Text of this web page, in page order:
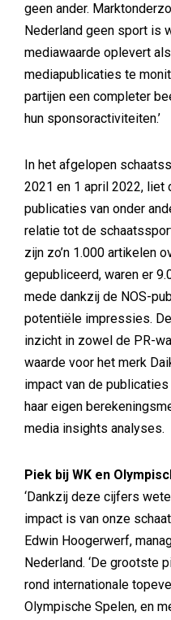
geen ander.
Nederland geen sport is
mediawaarde oplevert
mediapublicaties te
partijen een completer
hun sponsoractiviteiten.’
In het afgelopen
2021 en 1 april 2022, liet
publicaties van onder
relatie tot de
zijn zo’n 1.000 artikelen
gepubliceerd, waren er
mede dankzij de NOS-
potentiële impressies.
inzicht in zowel de PR-
waarde voor het merk
impact van de
haar eigen
media insights analyses.
Piek bij WK en
‘Dankzij deze cijfers
impact is van onze
Edwin Hoogerwerf,
Nederland. ‘De grootste
rond internationale
Olympische Spelen, en